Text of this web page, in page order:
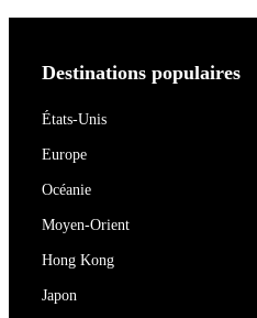
Destinations populaires
États-Unis
Europe
Océanie
Moyen-Orient
Hong Kong
Japon